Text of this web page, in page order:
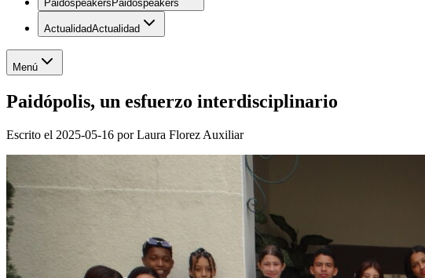
Paidospeakers Paidospeakers
ActualidadActualidad
Menú
Paidópolis, un esfuerzo interdisciplinario
Escrito el 2025-05-16 por Laura Florez Auxiliar